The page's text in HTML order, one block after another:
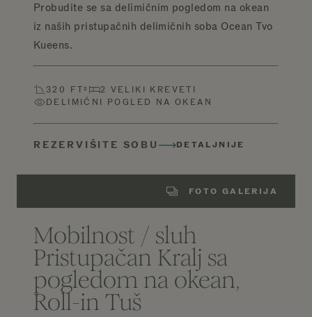
Probudite se sa delimičnim pogledom na okean
iz naših pristupačnih delimičnih soba Ocean Tvo
Kueens.
320 FT²
2 VELIKI KREVETI
DELIMIČNI POGLED NA OKEAN
REZERVIŠITE SOBU DETALJNIJE
FOTO GALERIJA
Mobilnost / sluh
Pristupačan Kralj sa
pogledom na okean,
Roll-in Tuš